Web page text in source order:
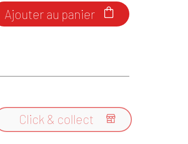

Ajouter au panier

Click & collect